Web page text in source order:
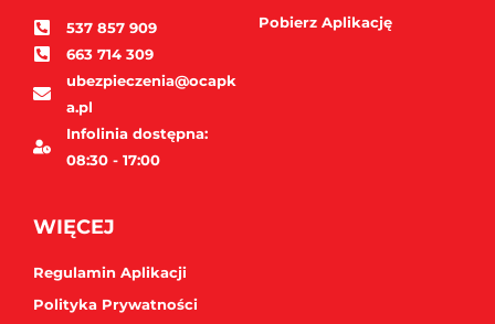
537 857 909
663 714 309
ubezpieczenia@ocapk
a.pl
Infolinia dostępna:
08:30 - 17:00
Pobierz Aplikację
WIĘCEJ
Regulamin Aplikacji
Polityka Prywatności